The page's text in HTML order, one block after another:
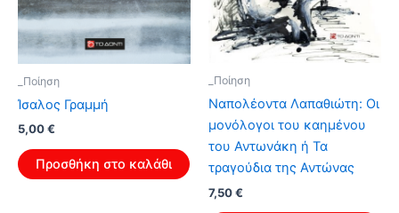
_Ποίηση
Ίσαλος Γραμμή
Original
was:
8,00 €.
5,00€
τιμή
είναι:
Προσθήκη στο καλάθι
_Ποίηση
Ναπολέοντα Λαπαθιώτη: Οι
μονόλογοι του καημένου
του Αντωνάκη ή Τα
τραγούδια της Αντώνας
Original
7,50€